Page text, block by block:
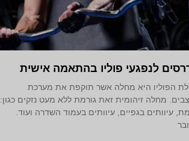
לנפגעי פוליו בהתאמה אישית
הפוליו היא מחלה אשר תוקפת את מערכת
מחלה זיהומית זאת גורמת ללא מעט נזקים כגון:
עיוותים בגפיים, עיוותים בעמוד השדרה ועוד.